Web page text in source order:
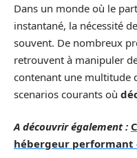
Dans un monde où le
instantané, la nécessité
souvent. De nombreux
retrouvent à manipuler
contenant une multitude
scenarios courants où
A découvrir également :
hébergeur performant